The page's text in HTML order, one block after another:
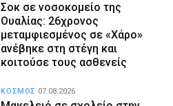
Σοκ σε νοσοκομείο της
Ουαλίας: 26χρονος
μεταμφιεσμένος σε «Χάρο»
ανέβηκε στη στέγη και
κοιτούσε τους ασθενείς
ΚΟΣΜΟΣ 07.08.2026